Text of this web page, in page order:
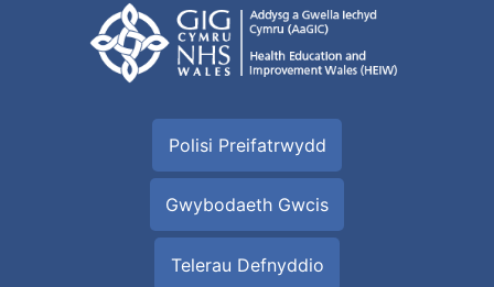
Polisi Preifatrwydd
Gwybodaeth Gwcis
Telerau Defnyddio